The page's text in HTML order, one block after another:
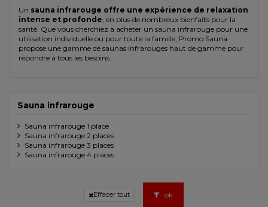
Un sauna infrarouge offre une expérience de relaxation
intense et profonde , en plus de nombreux bienfaits pour la
santé. Que vous cherchiez à acheter un sauna infrarouge pour une
utilisation individuelle ou pour toute la famille, Promo Sauna
propose une gamme de saunas infrarouges haut de gamme pour
répondre à tous les besoins.
Sauna infrarouge
Sauna infrarouge 1 place
Sauna infrarouge 2 places
Sauna infrarouge 3 places
Sauna infrarouge 4 places
Effacer tout ok